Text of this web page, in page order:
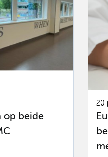
op beide
20